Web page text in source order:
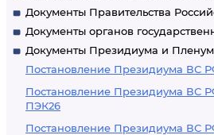
Документы Правительства
Документы органов
Документы Президиума и
Постановление Президиума ВС
Постановление Президиума ВС
ПЭК26
Постановление Президиума ВС